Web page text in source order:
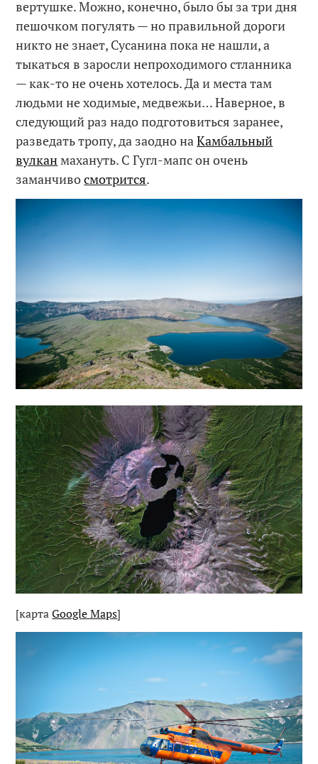
вертушке. Можно, конечно, было бы за три дня
пешочком погулять — но правильной дороги
никто не знает, Сусанина пока не нашли, а
тыкаться в заросли непроходимого стланника
— как-то не очень хотелось. Да и места там
людьми не ходимые, медвежьи… Наверное, в
следующий раз надо подготовиться заранее,
разведать тропу, да заодно наКамбальный
вулканмахануть. С Гугл-мапс он очень
заманчивосмотрится.
[карта Google Maps]